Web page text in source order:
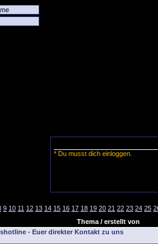
* Du musst dich einloggen.
9 10 11 12 13 14 15 16 17 18 19 20 21 22 23 24 25
Thema / erstellt von
- Euer direkter Kontakt zu uns